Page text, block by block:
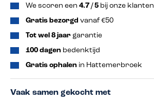
We scoren een 4.7 / 5 bij onze klanten
Gratis bezorgd vanaf €50
Tot wel 8 jaar garantie
100 dagen bedenktijd
Gratis ophalen in Hattemerbroek
Vaak samen gekocht met